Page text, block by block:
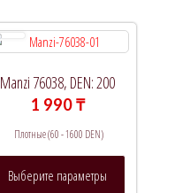
Manzi 76038, DEN: 200
1 990₸
Плотные (60 - 1600 DEN)
Выберите параметры